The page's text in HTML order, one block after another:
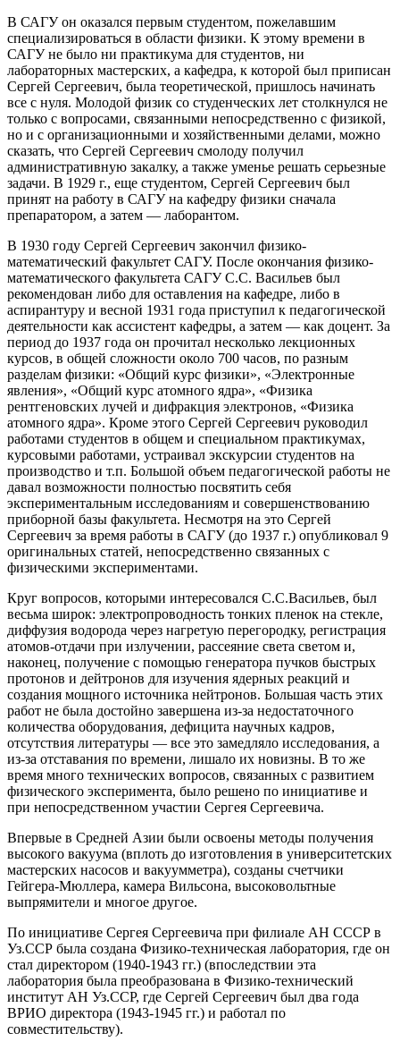
В САГУ он оказался первым студентом, пожелавшим
специализироваться в области физики. К этому времени в
САГУ не было ни практикума для студентов, ни
лабораторных мастерских, а кафедра, к которой был приписан
Сергей Сергеевич, была теоретической, пришлось начинать
все с нуля. Молодой физик со студенческих лет столкнулся не
только с вопросами, связанными непосредственно с физикой,
но и с организационными и хозяйственными делами, можно
сказать, что Сергей Сергеевич смолоду получил
административную закалку, а также уменье решать серьезные
задачи. В 1929 г., еще студентом, Сергей Сергеевич был
принят на работу в САГУ на кафедру физики сначала
препаратором, а затем — лаборантом.
В 1930 году Сергей Сергеевич закончил физико-
математический факультет САГУ. После окончания физико-
математического факультета САГУ С.С. Васильев был
рекомендован либо для оставления на кафедре, либо в
аспирантуру и весной 1931 года приступил к педагогической
деятельности как ассистент кафедры, а затем — как доцент. За
период до 1937 года он прочитал несколько лекционных
курсов, в общей сложности около 700 часов, по разным
разделам физики: «Общий курс физики», «Электронные
явления», «Общий курс атомного ядра», «Физика
рентгеновских лучей и дифракция электронов, «Физика
атомного ядра». Кроме этого Сергей Сергеевич руководил
работами студентов в общем и специальном практикумах,
курсовыми работами, устраивал экскурсии студентов на
производство и т.п. Большой объем педагогической работы не
давал возможности полностью посвятить себя
экспериментальным исследованиям и совершенствованию
приборной базы факультета. Несмотря на это Сергей
Сергеевич за время работы в САГУ (до 1937 г.) опубликовал 9
оригинальных статей, непосредственно связанных с
физическими экспериментами.
Круг вопросов, которыми интересовался С.С.Васильев, был
весьма широк: электропроводность тонких пленок на стекле,
диффузия водорода через нагретую перегородку, регистрация
атомов-отдачи при излучении, рассеяние света светом и,
наконец, получение с помощью генератора пучков быстрых
протонов и дейтронов для изучения ядерных реакций и
создания мощного источника нейтронов. Большая часть этих
работ не была достойно завершена из-за недостаточного
количества оборудования, дефицита научных кадров,
отсутствия литературы — все это замедляло исследования, а
из-за отставания по времени, лишало их новизны. В то же
время много технических вопросов, связанных с развитием
физического эксперимента, было решено по инициативе и
при непосредственном участии Сергея Сергеевича.
Впервые в Средней Азии были освоены методы получения
высокого вакуума (вплоть до изготовления в университетских
мастерских насосов и вакуумметра), созданы счетчики
Гейгера-Мюллера, камера Вильсона, высоковольтные
выпрямители и многое другое.
По инициативе Сергея Сергеевича при филиале АН СССР в
Уз.ССР была создана Физико-техническая лаборатория, где он
стал директором (1940-1943 гг.) (впоследствии эта
лаборатория была преобразована в Физико-технический
институт АН Уз.ССР, где Сергей Сергеевич был два года
ВРИО директора (1943-1945 гг.) и работал по
совместительству).